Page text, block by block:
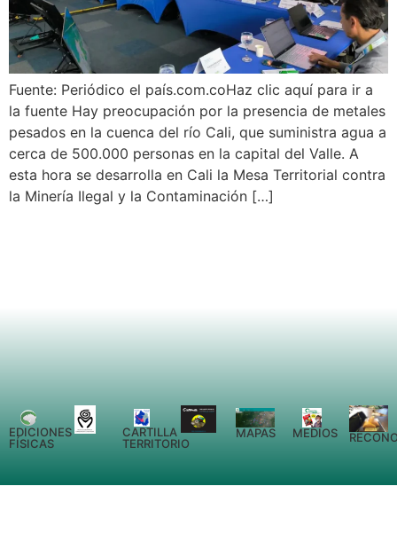
Fuente: Periódico el país.com.coHaz clic aquí para ir a
la fuente Hay preocupación por la presencia de metales
pesados en la cuenca del río Cali, que suministra agua a
cerca de 500.000 personas en la capital del Valle. A
esta hora se desarrolla en Cali la Mesa Territorial contra
la Minería Ilegal y la Contaminación […]
EDICIONES
FÍSICAS
CARTILLA
TERRITORIO
MAPAS MEDIOS